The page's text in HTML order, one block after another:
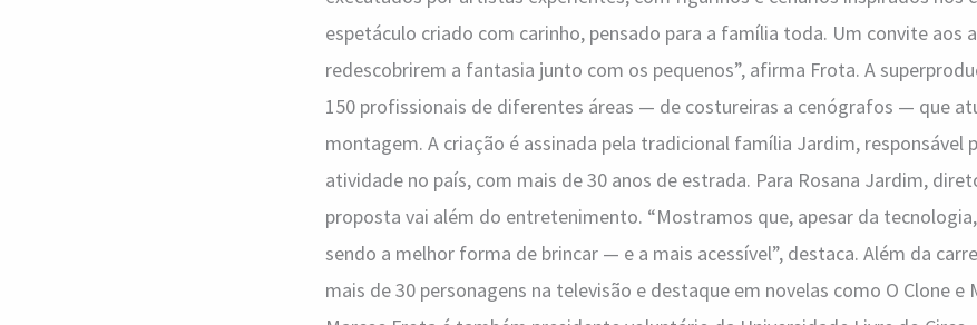
espetáculo criado com carinho, pensado para a família toda. Um convite aos
redescobrirem a fantasia junto com os pequenos”, afirma Frota. A
150 profissionais de diferentes áreas — de costureiras a cenógrafos — que
montagem. A criação é assinada pela tradicional família Jardim, responsável
atividade no país, com mais de 30 anos de estrada. Para Rosana Jardim,
proposta vai além do entretenimento. “Mostramos que, apesar da
sendo a melhor forma de brincar — e a mais acessível”, destaca. Além da
mais de 30 personagens na televisão e destaque em novelas como O Clone e